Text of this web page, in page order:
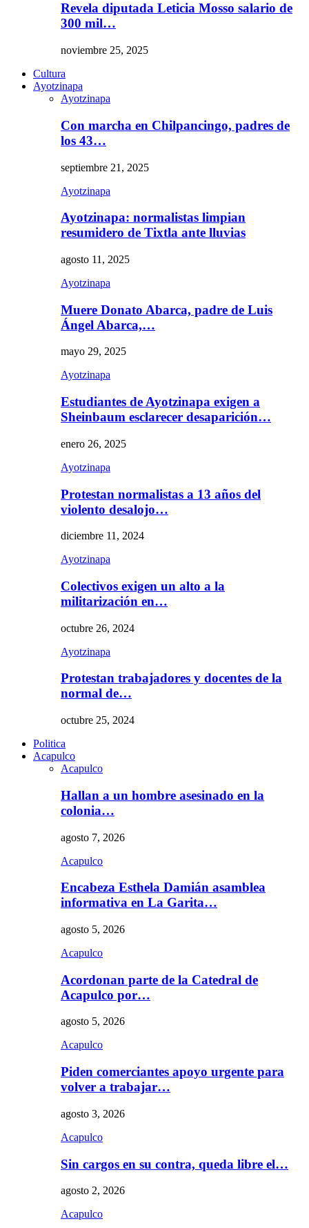
Revela diputada Leticia Mosso salario de
300 mil…
noviembre 25, 2025
Cultura
Ayotzinapa
Ayotzinapa
Con marcha en Chilpancingo, padres de
los 43…
septiembre 21, 2025
Ayotzinapa
Ayotzinapa: normalistas limpian
resumidero de Tixtla ante lluvias
agosto 11, 2025
Ayotzinapa
Muere Donato Abarca, padre de Luis
Ángel Abarca,…
mayo 29, 2025
Ayotzinapa
Estudiantes de Ayotzinapa exigen a
Sheinbaum esclarecer desaparición…
enero 26, 2025
Ayotzinapa
Protestan normalistas a 13 años del
violento desalojo…
diciembre 11, 2024
Ayotzinapa
Colectivos exigen un alto a la
militarización en…
octubre 26, 2024
Ayotzinapa
Protestan trabajadores y docentes de la
normal de…
octubre 25, 2024
Politica
Acapulco
Acapulco
Hallan a un hombre asesinado en la
colonia…
agosto 7, 2026
Acapulco
Encabeza Esthela Damián asamblea
informativa en La Garita…
agosto 5, 2026
Acapulco
Acordonan parte de la Catedral de
Acapulco por…
agosto 5, 2026
Acapulco
Piden comerciantes apoyo urgente para
volver a trabajar…
agosto 3, 2026
Acapulco
Sin cargos en su contra, queda libre el…
agosto 2, 2026
Acapulco